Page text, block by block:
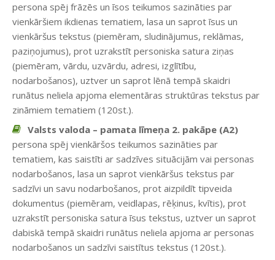
persona spēj frāzēs un īsos teikumos sazināties par
vienkāršiem ikdienas tematiem, lasa un saprot īsus un
vienkāršus tekstus (piemēram, sludinājumus, reklāmas,
paziņojumus), prot uzrakstīt personiska satura ziņas
(piemēram, vārdu, uzvārdu, adresi, izglītību,
nodarbošanos), uztver un saprot lēnā tempā skaidri
runātus neliela apjoma elementāras struktūras tekstus par
zināmiem tematiem (120st.).
Valsts valoda – pamata līmeņa 2. pakāpe (A2)
persona spēj vienkāršos teikumos sazināties par
tematiem, kas saistīti ar sadzīves situācijām vai personas
nodarbošanos, lasa un saprot vienkāršus tekstus par
sadzīvi un savu nodarbošanos, prot aizpildīt tipveida
dokumentus (piemēram, veidlapas, rēķinus, kvītis), prot
uzrakstīt personiska satura īsus tekstus, uztver un saprot
dabiskā tempā skaidri runātus neliela apjoma ar personas
nodarbošanos un sadzīvi saistītus tekstus (120st.).